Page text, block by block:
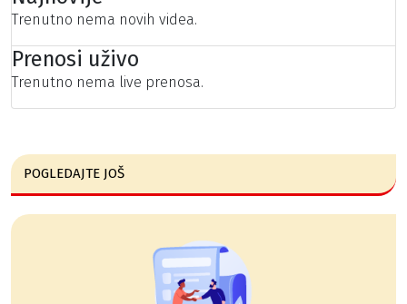
Trenutno nema novih videa.
Prenosi uživo
Trenutno nema live prenosa.
POGLEDAJTE JOŠ